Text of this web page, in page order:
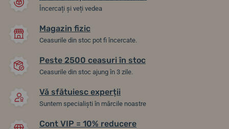
Încercați și veți vedea
Magazin fizic
Ceasurile din stoc pot fi încercate.
Peste 2500 ceasuri în stoc
Ceasurile din stoc ajung în 3 zile.
Vă sfătuiesc experții
Suntem specialiști în mărcile noastre
Cont VIP = 10% reducere